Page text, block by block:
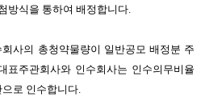
방식을 통하여 배정합니다
사의 총청약물량이 일반공모 배정분 주
표주관회사와 인수회사는 인수의무비율
로 인수합니다